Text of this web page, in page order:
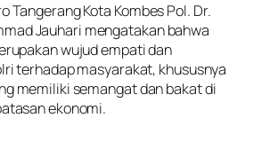
Tangerang Kota Kombes Pol. Dr.
Jauhari mengatakan bahwa
wujud empati dan
terhadap masyarakat, khususnya
memiliki semangat dan bakat di
ekonomi.